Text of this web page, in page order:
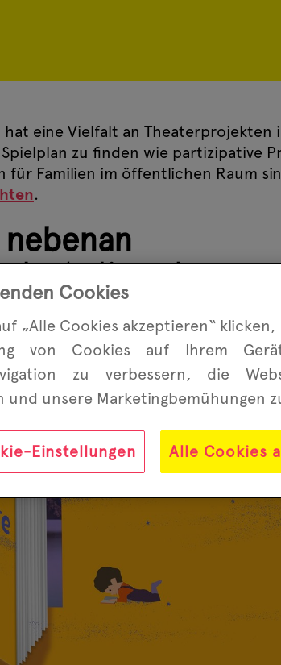
eine Vielfalt an Theaterprojekten
zu finden wie partizipative
für Familien im öffentlichen Raum
.
lasen
Cookies
„Alle Cookies akzeptieren“
von Cookies auf Ihrem
zu ver­bessern, die
und unsere Marketing­bemühungen
Alle Cookies
Einstellungen